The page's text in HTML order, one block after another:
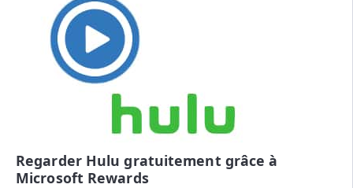
Regarder Hulu gratuitement grâce à
Microsoft Rewards